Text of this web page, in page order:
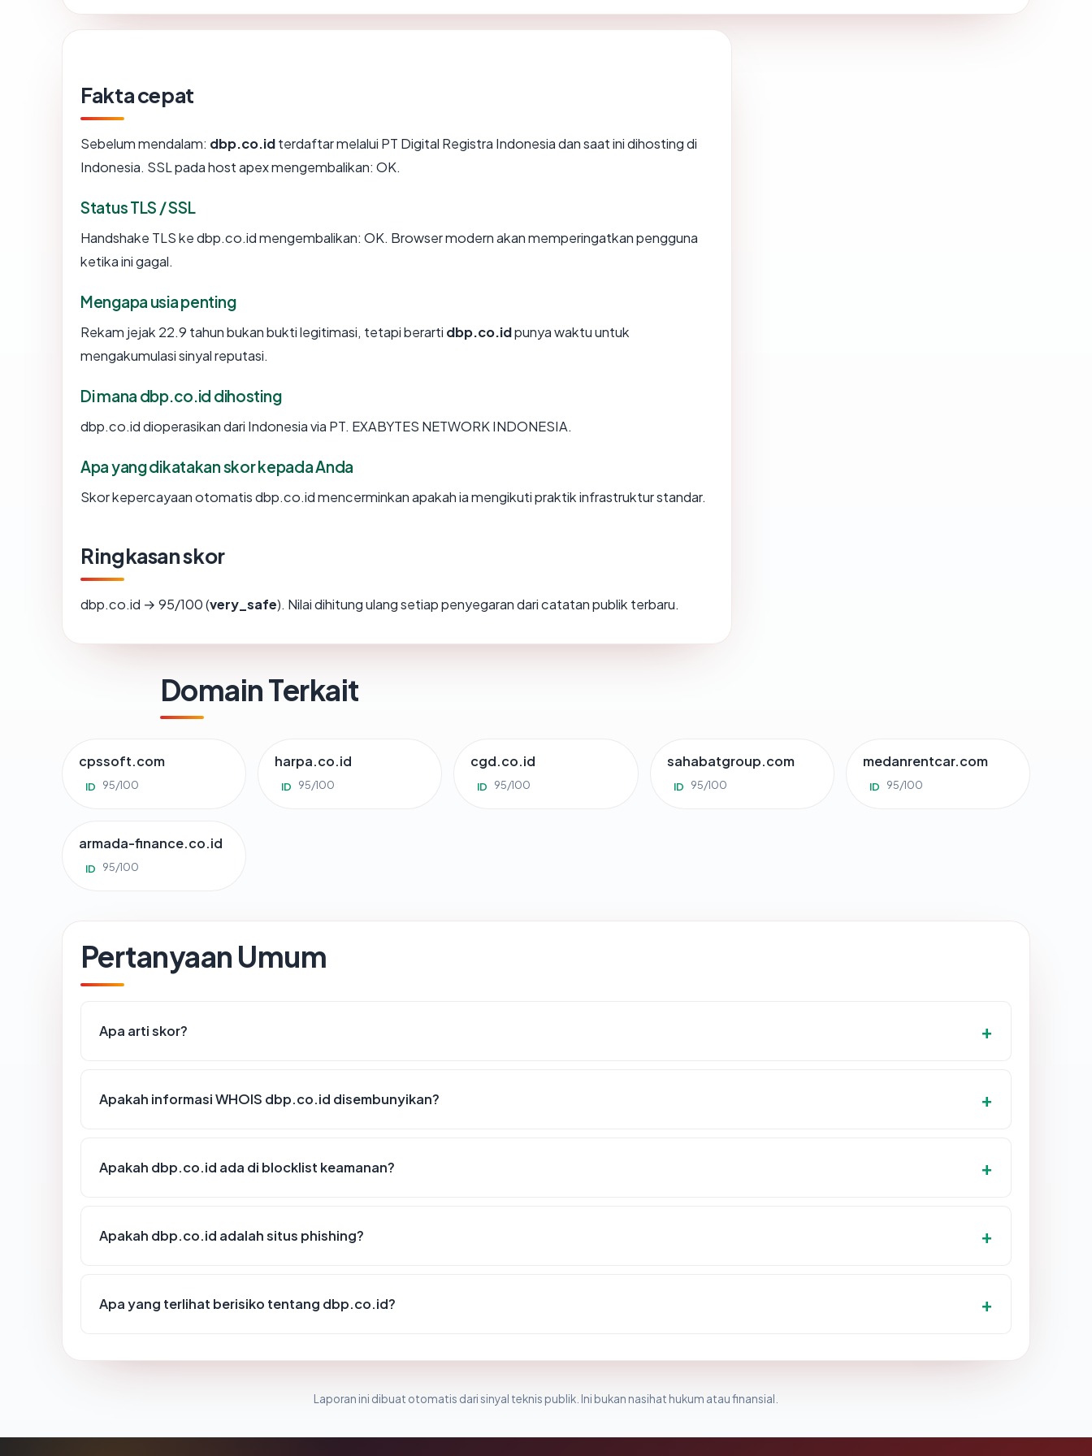
Fakta cepat
Sebelum mendalam: dbp.co.idterdaftar melalui PT Digital Registra Indonesia dan saat ini dihosting di
Indonesia. SSL pada host apex mengembalikan: OK.
Status TLS / SSL
Handshake TLS ke dbp.co.id mengembalikan: OK. Browser modern akan memperingatkan pengguna
ketika ini gagal.
Mengapa usia penting
Rekam jejak 22.9 tahun bukan bukti legitimasi, tetapi berarti dbp.co.idpunya waktu untuk
mengakumulasi sinyal reputasi.
Di mana dbp.co.id dihosting
dbp.co.id dioperasikan dari Indonesia via PT. EXABYTES NETWORK INDONESIA.
Apa yang dikatakan skor kepada Anda
Skor kepercayaan otomatis dbp.co.id mencerminkan apakah ia mengikuti praktik infrastruktur standar.
Ringkasan skor
dbp.co.id → 95/100 (very_safe). Nilai dihitung ulang setiap penyegaran dari catatan publik terbaru.
Domain Terkait
cpssoft.com
ID 95/100
harpa.co.id
ID 95/100
cgd.co.id
ID 95/100
sahabatgroup.com
ID 95/100
medanrentcar.com
ID 95/100
armada-finance.co.id
ID 95/100
Pertanyaan Umum
Apa arti skor?
Apakah informasi WHOIS dbp.co.id disembunyikan?
Apakah dbp.co.id ada di blocklist keamanan?
Apakah dbp.co.id adalah situs phishing?
Apa yang terlihat berisiko tentang dbp.co.id?
Laporan ini dibuat otomatis dari sinyal teknis publik. Ini bukan nasihat hukum atau finansial.